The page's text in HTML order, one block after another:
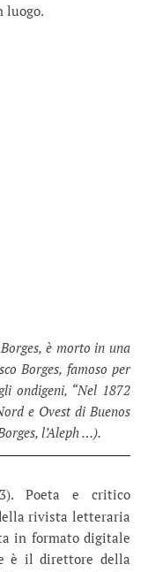
luogo.
è morto in una
Borges, famoso per
ondigeni, “Nel 1872
e Ovest di Buenos
l’Aleph …).
Poeta e critico
rivista letteraria
in formato digitale
è il direttore della